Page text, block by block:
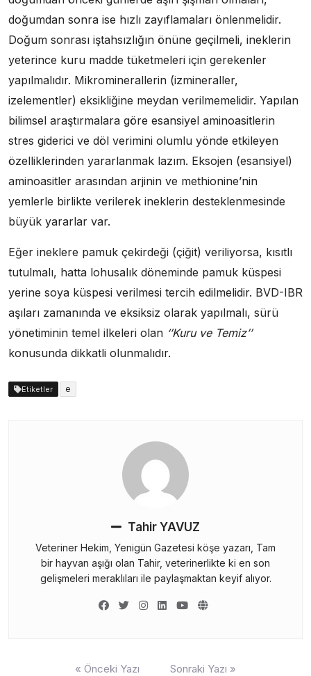
doğumdan sonra ise hızlı zayıflamaları önlenmelidir.
Doğum sonrası iştahsızlığın önüne geçilmeli, ineklerin
yeterince kuru madde tüketmeleri için gerekenler
yapılmalıdır. Mikrominerallerin (izmineraller,
izelementler) eksikliğine meydan verilmemelidir. Yapılan
bilimsel araştırmalara göre esansiyel aminoasitlerin
stres giderici ve döl verimini olumlu yönde etkileyen
özelliklerinden yararlanmak lazım. Eksojen (esansiyel)
aminoasitler arasından arjinin ve methionine’nin
yemlerle birlikte verilerek ineklerin desteklenmesinde
büyük yararlar var.
Eğer ineklere pamuk çekirdeği (çiğit) veriliyorsa, kısıtlı
tutulmalı, hatta lohusalık döneminde pamuk küspesi
yerine soya küspesi verilmesi tercih edilmelidir. BVD-IBR
aşıları zamanında ve eksiksiz olarak yapılmalı, sürü
yönetiminin temel ilkeleri olan ‘’Kuru ve Temiz’’
konusunda dikkatli olunmalıdır.
Etiketler e
Tahir YAVUZ
Veteriner Hekim, Yenigün Gazetesi köşe yazarı, Tam
bir hayvan aşığı olan Tahir, veterinerlikte ki en son
gelişmeleri meraklıları ile paylaşmaktan keyif alıyor.
« Önceki Yazı Sonraki Yazı »